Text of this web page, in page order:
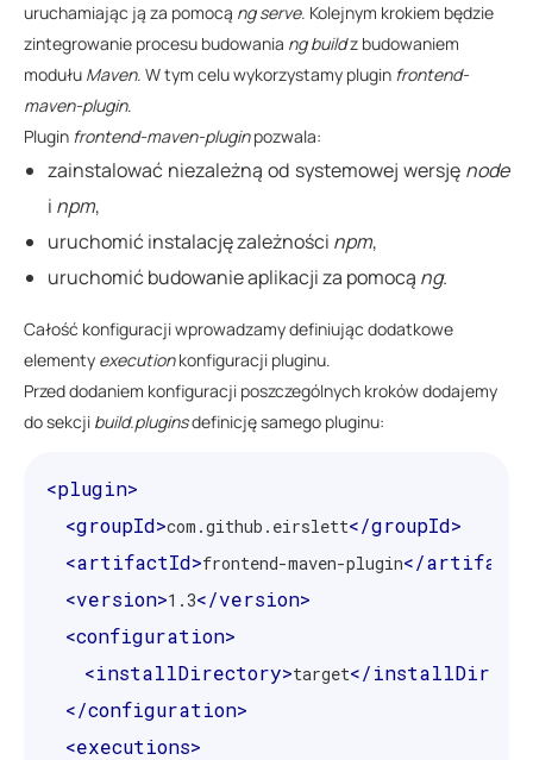
uruchamiając ją za pomocą ng serve. Kolejnym krokiem będzie
zintegrowanie procesu budowania ng buildz budowaniem
modułu Maven. W tym celu wykorzystamy plugin frontend-
maven-plugin.
Plugin frontend-maven-pluginpozwala:
zainstalować niezależną od systemowej wersję node
i npm,
uruchomić instalację zależności npm,
uruchomić budowanie aplikacji za pomocą ng.
Całość konfiguracji wprowadzamy definiując dodatkowe
elementy executionkonfiguracji pluginu.
Przed dodaniem konfiguracji poszczególnych kroków dodajemy
do sekcji build.pluginsdefinicję samego pluginu:
<plugin>
<groupId>com.github.eirslett</groupId>
<artifactId>frontend-maven-plugin</
<version>1.3</version>
<configuration>
<installDirectory>target</
</configuration>
<executions>